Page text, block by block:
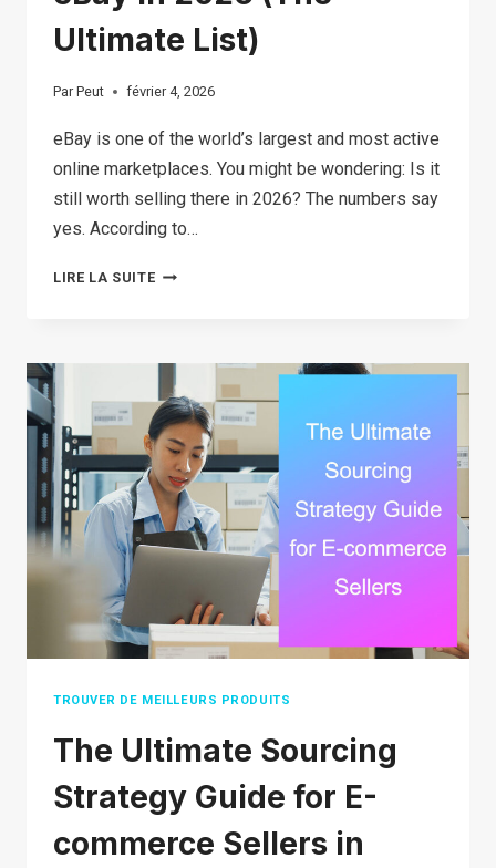
Ultimate List)
Par Peut février 4, 2026
eBay is one of the world’s largest and most active
online marketplaces. You might be wondering: Is it
still worth selling there in 2026? The numbers say
yes. According to…
LIRE LA SUITE30
ITEMS
ON
EBAY
IN
2026
(THE
ULTIMATE
TROUVER DE MEILLEURS PRODUITS
The Ultimate Sourcing
Strategy Guide for E-
commerce Sellers in